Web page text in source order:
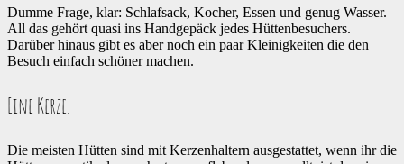
Dumme Frage, klar: Schlafsack, Kocher, Essen und genug Wasser.
All das gehört quasi ins Handgepäck jedes Hüttenbesuchers.
Darüber hinaus gibt es aber noch ein paar Kleinigkeiten die den
Besuch einfach schöner machen.
Eine Kerze.
Die meisten Hütten sind mit Kerzenhaltern ausgestattet, wenn ihr die